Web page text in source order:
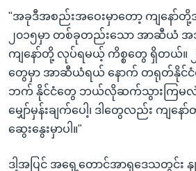
"အခုဒီအစည်းအဝေးမှာတော့ ကျနော်တို့
၂၀၁၅မှာ တစ်ခုတည်းသော အာဆီယံ အ
ကျနော်တို့ လုပ်ရမယ့် ကိစ္စတွေ ရှိတယ်။
တွေမှာ အာဆီယံရယ် နောက် တရုတ်နိုင်
ဘက် နိုင်ငံတွေ ဘယ်လိုဆက်သွားကြမ
မျှော်မှန်းချက်ပေါ့၊ ဒါတွေလည်း ကျန
ဆွေးနွေးမှာပါ။"
ဒါ့အပြင် အရှေ့တောင်အာရှဒေသတွင်း